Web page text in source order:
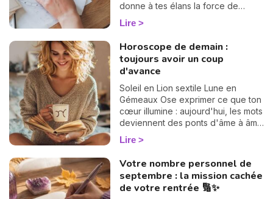
donne à tes élans la force de
devenir un chemin lumineux.
Lire
Horoscope de demain :
toujours avoir un coup
d'avance
Soleil en Lion sextile Lune en
Gémeaux Ose exprimer ce que ton
cœur illumine : aujourd'hui, les mots
deviennent des ponts d'âme à âme
et ouvrent la voie à des élans
sincères.
Lire
Votre nombre personnel de
septembre : la mission cachée
de votre rentrée 🔢✨